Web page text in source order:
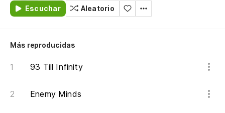
Escuchar Aleatorio
Más reproducidas
93 Till Infinity
Enemy Minds